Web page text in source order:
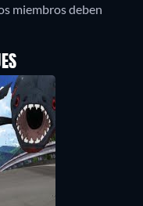
miembros deben